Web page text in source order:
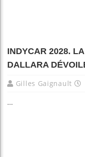
INDYCAR 2028.
DALLARA
Gilles Gaignault
...